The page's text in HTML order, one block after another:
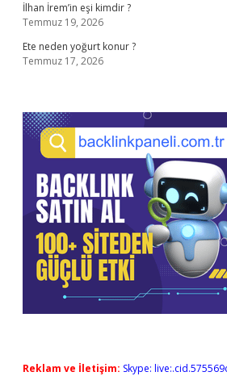
İlhan İrem’in eşi kimdir ?
Temmuz 19, 2026
Ete neden yoğurt konur ?
Temmuz 17, 2026
Reklam ve İletişim: Skype: